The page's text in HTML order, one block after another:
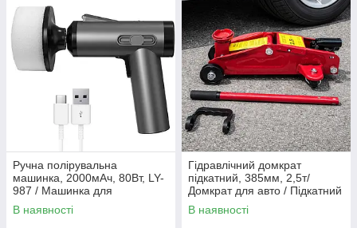
Ручна полірувальна
машинка, 2000мАч, 80Вт, LY-
987 / Машинка для
полірування авто / Міні
машинка полірувальна
В наявності
Гідравлічний домкрат
підкатний, 385мм, 2,5т/
Домкрат для авто / Підкатний
домкрат / Домкарат
гідравлічний
В наявності